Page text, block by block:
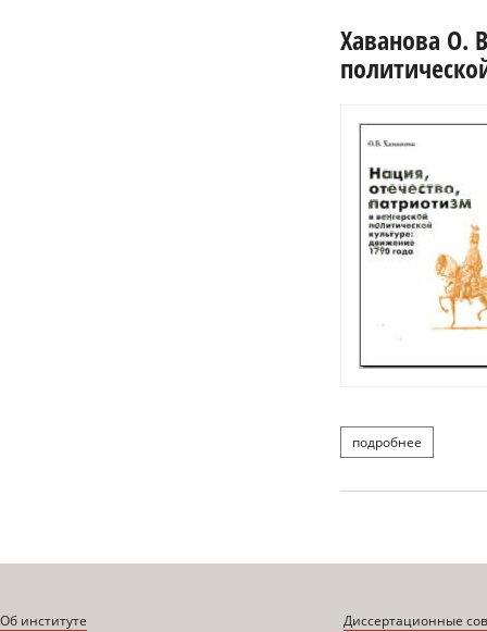
Хаванова О.
подробнее
Об институте
Диссертационные